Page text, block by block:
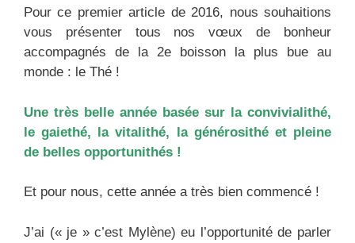
Pour ce premier article de 2016, nous souhaitions
vous présenter tous nos vœux de bonheur
accompagnés de la 2e boisson la plus bue au
monde : le Thé !
Une très belle année basée sur la convivialithé,
le gaiethé, la vitalithé, la générosithé et pleine
de belles opportunithés !
Et pour nous, cette année a très bien commencé !
J’ai (« je » c’est Mylène) eu l’opportunité de parler